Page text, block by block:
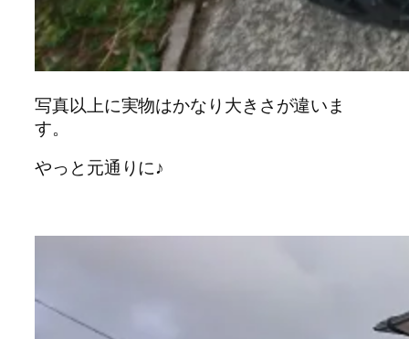
写真以上に実物はかなり大きさが違いま
す。
やっと元通りに♪